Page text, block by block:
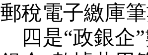
郵稅電子繳庫
四是“政銀企”